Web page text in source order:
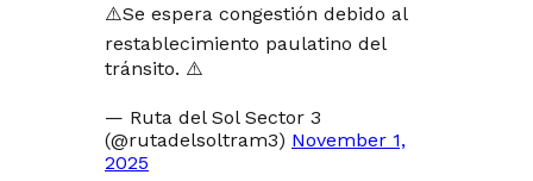
⚠️Se espera congestión debido al
restablecimiento paulatino del
tránsito. ⚠️
— Ruta del Sol Sector 3
(@rutadelsoltram3) November 1,
2025